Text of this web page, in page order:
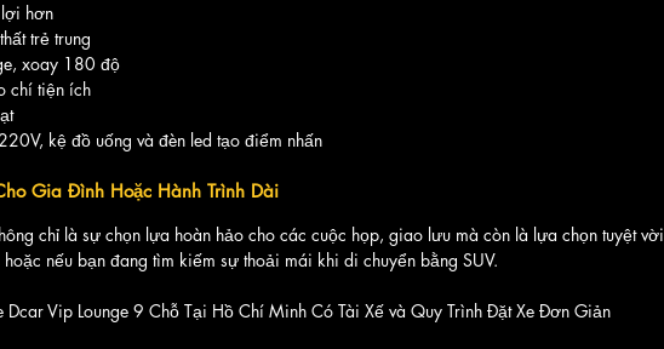
hơn
trẻ trung
xoay 180 độ
chí tiện ích
kệ đồ uống và đèn led tạo điểm nhấn
Gia Đình Hoặc Hành Trình Dài
chỉ là sự chọn lựa hoàn hảo cho các cuộc họp, giao lưu mà còn là lựa chọn tuyệt
nếu bạn đang tìm kiếm sự thoải mái khi di chuyển bằng SUV.
Dcar Vip Lounge 9 Chỗ Tại Hồ Chí Minh Có Tài Xế và Quy Trình Đặt Xe Đơn Giản